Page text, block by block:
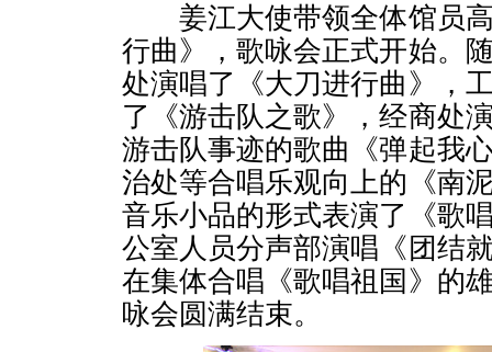
姜江大使带领全体馆员高
行曲》，歌咏会正式开始。
处演唱了《大刀进行曲》，
了《游击队之歌》，经商处
游击队事迹的歌曲《弹起我
治处等合唱乐观向上的《南
音乐小品的形式表演了《歌
公室人员分声部演唱《团结
在集体合唱《歌唱祖国》的
咏会圆满结束。